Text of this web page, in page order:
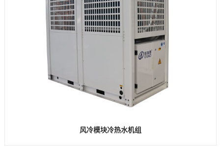
风冷模块冷热水机组